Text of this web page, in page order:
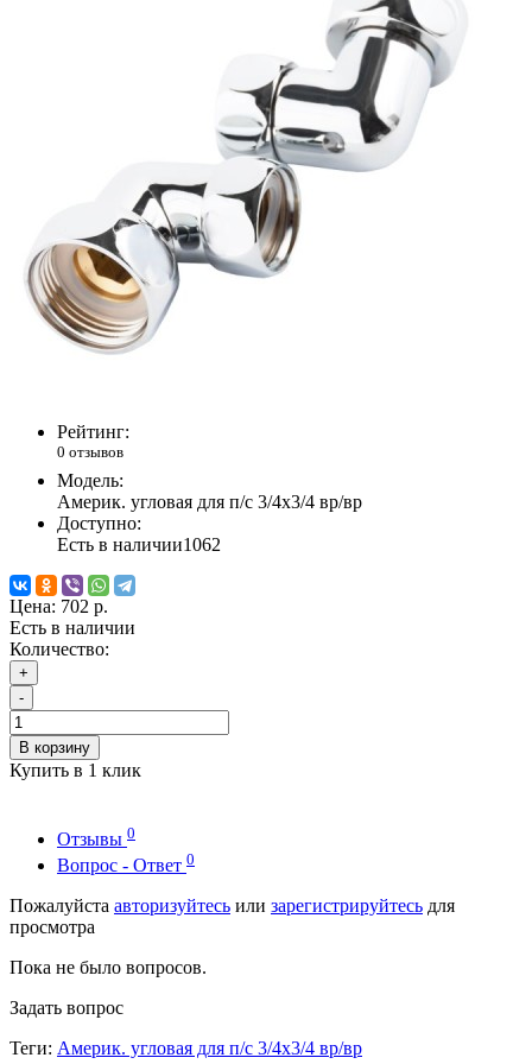
Рейтинг:
0 отзывов
Модель:
Америк. угловая для п/с 3/4х3/4 вр/вр
Доступно:
Есть в наличии1062
Цена: 702 р.
Есть в наличии
Количество:
+
-
В корзину
Купить в 1 клик
Отзывы 0
Вопрос - Ответ 0
Пожалуйста авторизуйтесь или зарегистрируйтесь для
просмотра
Пока не было вопросов.
Задать вопрос
Теги: Америк. угловая для п/с 3/4х3/4 вр/вр